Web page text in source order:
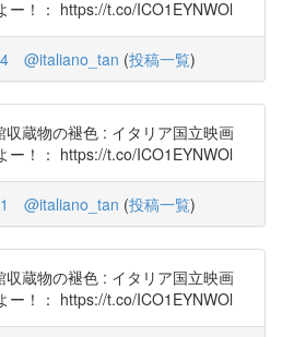
ー！： https://t.co/ICO1EYNWOl
@italiano_tan (投稿一覧)
蔵物の褪色 : イタリア国立映画
ー！： https://t.co/ICO1EYNWOl
@italiano_tan (投稿一覧)
蔵物の褪色 : イタリア国立映画
ー！： https://t.co/ICO1EYNWOl